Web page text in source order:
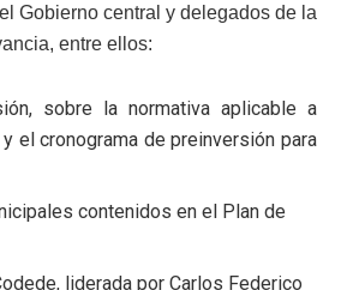
Gobierno central y delegados de la
entre ellos:
sobre la normativa aplicable a
el cronograma de preinversión para
contenidos en el Plan de
liderada por Carlos Federico